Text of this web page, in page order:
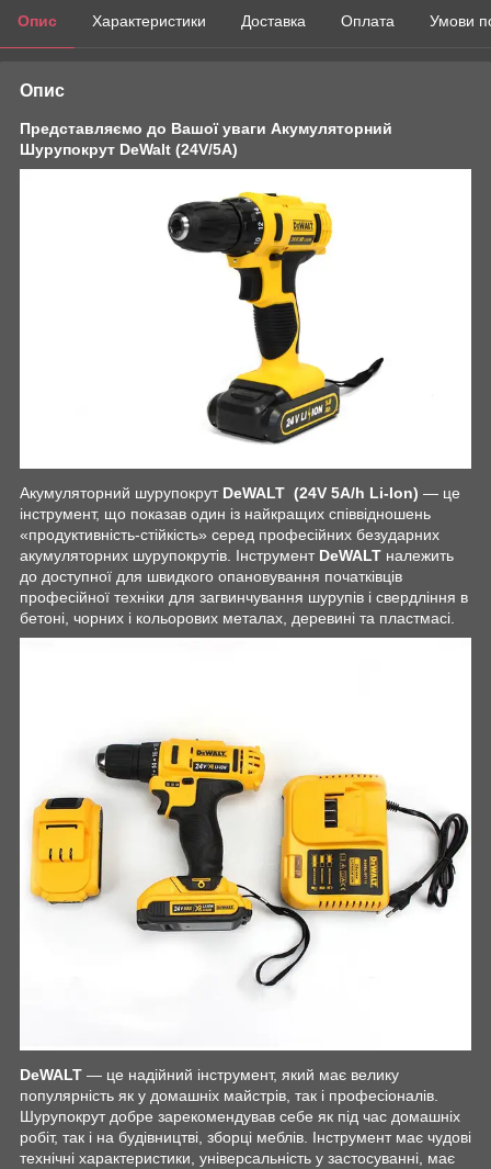
Опис Характеристики Доставка Оплата Умови
Опис
Представляємо до Вашої уваги Акумуляторний
Шурупокрут DeWalt (24V/5A)
Акумуляторний шурупокрут DeWALT (24V 5A/h Li-Ion) — це
інструмент, що показав один із найкращих співвідношень
«продуктивність-стійкість» серед професійних безударних
акумуляторних шурупокрутів. Інструмент DeWALT належить
до доступної для швидкого опановування початківців
професійної техніки для загвинчування шурупів і свердління в
бетоні, чорних і кольорових металах, деревині та пластмасі.
DeWALT — це надійний інструмент, який має велику
популярність як у домашніх майстрів, так і професіоналів.
Шурупокрут добре зарекомендував себе як під час домашніх
робіт, так і на будівництві, зборці меблів. Інструмент має чудові
технічні характеристики, універсальність у застосуванні, має